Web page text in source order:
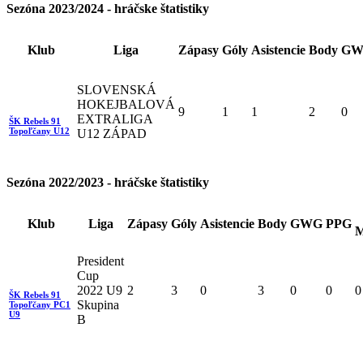
Sezóna 2023/2024 - hráčske štatistiky
Klub Liga Zápasy Góly Asistencie Body
ŠK Rebels 91
Topoľčany U12
SLOVENSKÁ
HOKEJBALOVÁ
EXTRALIGA
U12 ZÁPAD
9 1 1 2 0
Sezóna 2022/2023 - hráčske štatistiky
Klub Liga Zápasy Góly Asistencie Body GWG PPG
ŠK Rebels 91
Topoľčany PC1
U9
President
Cup
2022 U9
Skupina
B
2 3 0 3 0 0 0